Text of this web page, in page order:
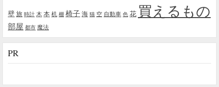
壁旅 時計 木 本机 棚 椅子海 猫 空 自動車 色 花 買えるもの
部屋 都市 魔法
PR